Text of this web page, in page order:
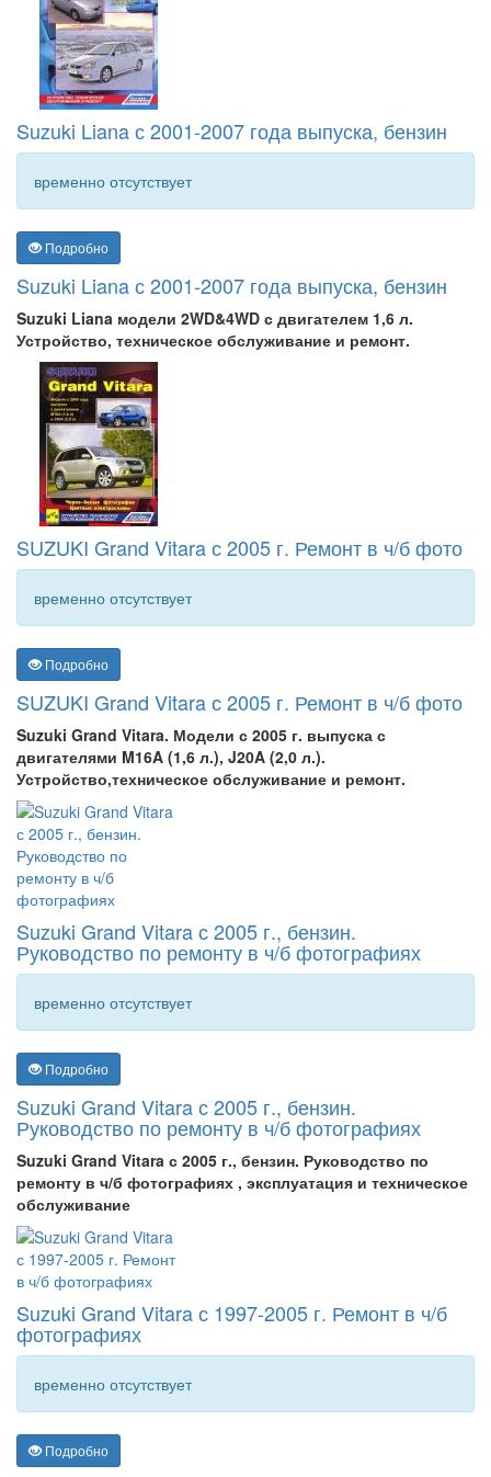
Suzuki Liana с 2001-2007 года выпуска, бензин
временно отсутствует
Подробно
Suzuki Liana с 2001-2007 года выпуска, бензин
Suzuki Liana модели 2WD&4WD с двигателем 1,6 л.
Устройство, техническое обслуживание и ремонт.
SUZUKI Grand Vitara с 2005 г. Ремонт в ч/б фото
временно отсутствует
Подробно
SUZUKI Grand Vitara с 2005 г. Ремонт в ч/б фото
Suzuki Grand Vitara. Модели с 2005 г. выпуска с
двигателями M16A (1,6 л.), J20A (2,0 л.).
Устройство,техническое обслуживание и ремонт.
Suzuki Grand Vitara с 2005 г., бензин.
Руководство по ремонту в ч/б фотографиях
временно отсутствует
Подробно
Suzuki Grand Vitara с 2005 г., бензин.
Руководство по ремонту в ч/б фотографиях
Suzuki Grand Vitara с 2005 г., бензин. Руководство по
ремонту в ч/б фотографиях , эксплуатация и техническое
обслуживание
Suzuki Grand Vitara с 1997-2005 г. Ремонт в ч/б
фотографиях
временно отсутствует
Подробно